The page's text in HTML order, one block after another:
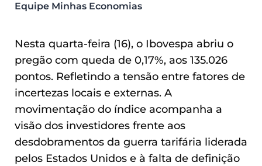
Equipe Minhas Economias
Nesta quarta-feira (16), o Ibovespa abriu o
pregão com queda de 0,17%, aos 135.026
pontos. Refletindo a tensão entre fatores de
incertezas locais e externas. A
movimentação do índice acompanha a
visão dos investidores frente aos
desdobramentos da guerra tarifária liderada
pelos Estados Unidos e à falta de definição